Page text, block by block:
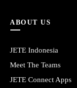
ABOUT US
JETE Indonesia
Meet The Teams
JETE Connect Apps